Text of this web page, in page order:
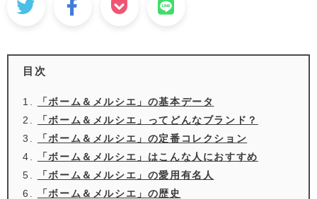
目次
「ボーム＆メルシエ」の基本データ
「ボーム＆メルシエ」ってどんなブランド？
「ボーム＆メルシエ」の定番コレクション
「ボーム＆メルシエ」はこんな人におすすめ
「ボーム＆メルシエ」の愛用有名人
「ボーム＆メルシエ」の歴史